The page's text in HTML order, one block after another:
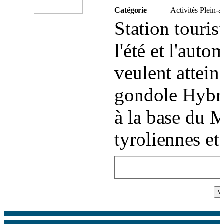
Catégorie
Activités
Station
l'été et
veulent
gondole
à la base du
tyroliennes